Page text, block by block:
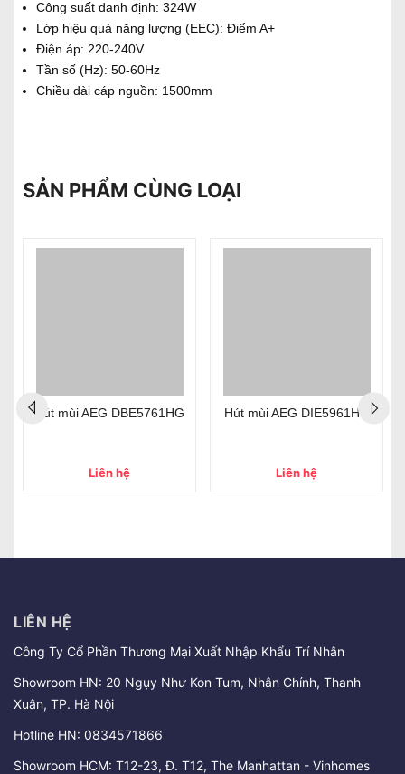
Công suất danh định: 324W
Lớp hiệu quả năng lượng (EEC): Điểm A+
Điện áp: 220-240V
Tần số (Hz): 50-60Hz
Chiều dài cáp nguồn: 1500mm
SẢN PHẨM CÙNG LOẠI
Hút mùi AEG DBE5761HG
Liên hệ
Hút mùi AEG DIE5961HG
Liên hệ
LIÊN HỆ
Công Ty Cổ Phần Thương Mại Xuất Nhập Khẩu Trí Nhân
Showroom HN: 20 Ngụy Như Kon Tum, Nhân Chính, Thanh
Xuân, TP. Hà Nội
Hotline HN: 0834571866
Showroom HCM: T12-23, Đ. T12, The Manhattan - Vinhomes